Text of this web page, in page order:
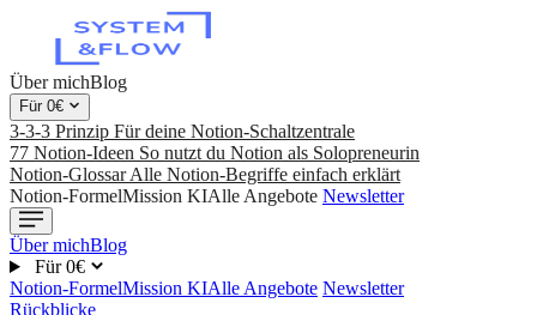
Über michBlog
Für 0€
3-3-3 Prinzip Für deine Notion-Schaltzentrale
77 Notion-Ideen So nutzt du Notion als Solopreneurin
Notion-Glossar Alle Notion-Begriffe einfach erklärt
Notion-FormelMission KIAlle Angebote Newsletter
Über michBlog
Für 0€
Notion-FormelMission KIAlle Angebote Newsletter
Rückblicke